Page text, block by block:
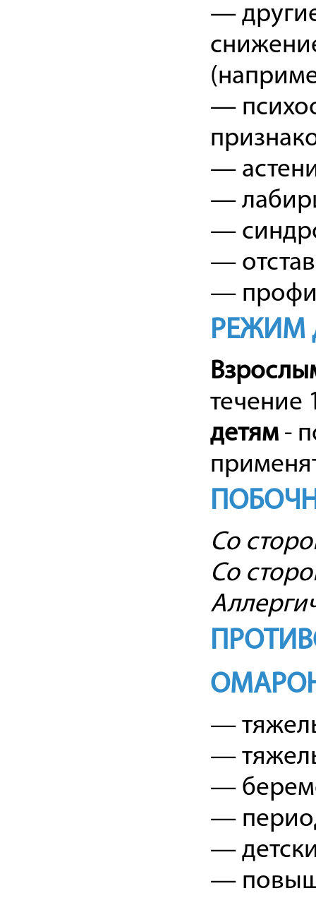
—
—
—
—
—
—
—
РЕЖИМ
течение
детям -
Со
Со
—
—
—
—
—
—